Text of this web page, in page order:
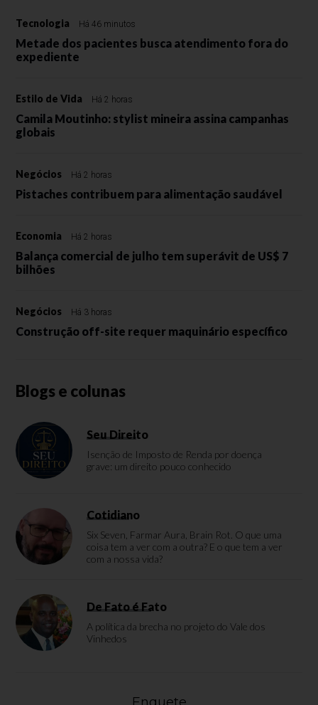
Tecnologia Há 46 minutos
Metade dos pacientes busca atendimento fora do
expediente
Estilo de Vida Há 2 horas
Camila Moutinho: stylist mineira assina campanhas
globais
Negócios Há 2 horas
Pistaches contribuem para alimentação saudável
Economia Há 2 horas
Balança comercial de julho tem superávit de US$ 7
bilhões
Negócios Há 3 horas
Construção off-site requer maquinário específico
Blogs e colunas
Seu Direito
Isenção de Imposto de Renda por doença
grave: um direito pouco conhecido
Cotidiano
Six Seven, Farmar Aura, Brain Rot. O que uma
coisa tem a ver com a outra? E o que tem a ver
com a nossa vida?
De Fato é Fato
A política da brecha no projeto do Vale dos
Vinhedos